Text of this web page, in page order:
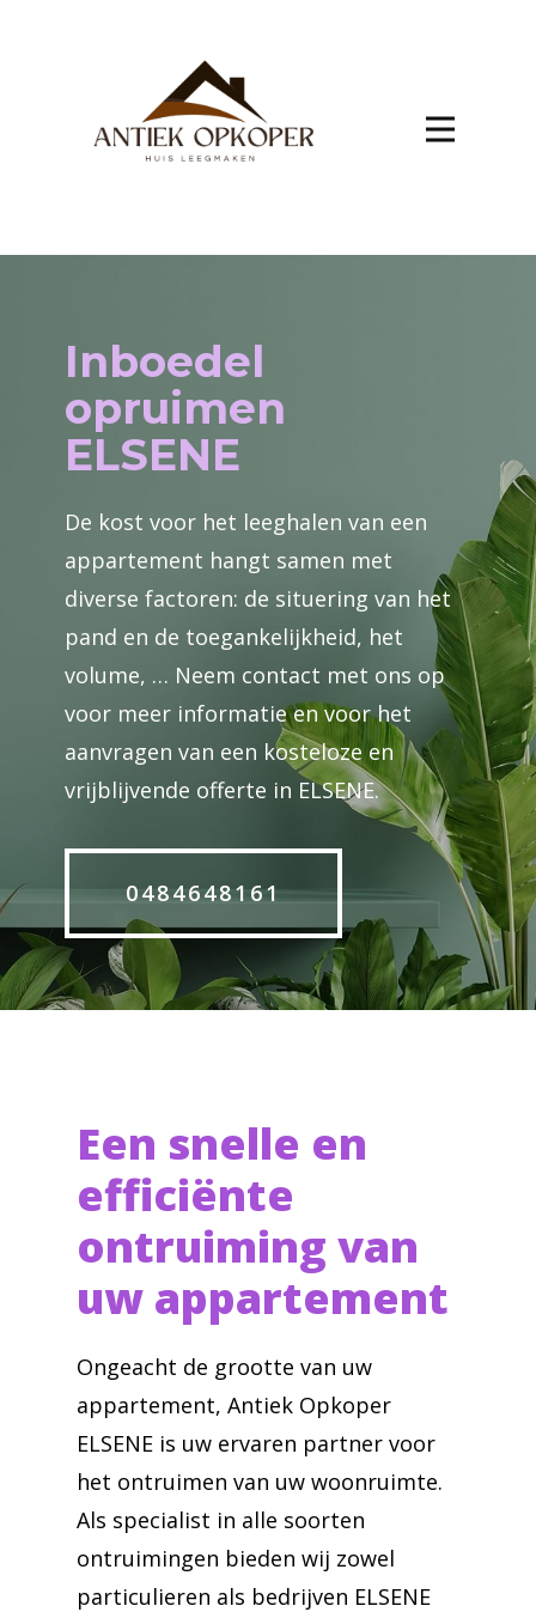
Inboedel
opruimen
ELSENE
De kost voor het leeghalen van een
appartement hangt samen met
diverse factoren: de situering van het
pand en de toegankelijkheid, het
volume, … Neem contact met ons op
voor meer informatie en voor het
aanvragen van een kosteloze en
vrijblijvende offerte in ELSENE.
0484648161
Een snelle en
efficiënte
ontruiming van
uw appartement
Ongeacht de grootte van uw
appartement, Antiek Opkoper
ELSENE is uw ervaren partner voor
het ontruimen van uw woonruimte.
Als specialist in alle soorten
ontruimingen bieden wij zowel
particulieren als bedrijven ELSENE